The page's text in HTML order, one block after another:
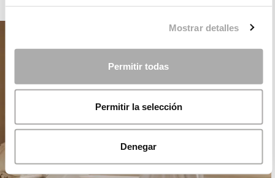
Mostrar detalles
Permitir todas
Permitir la selección
Denegar